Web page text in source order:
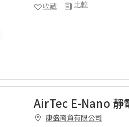
比較
收藏
AirTec E-Nano 靜
康盛商貿有限公司